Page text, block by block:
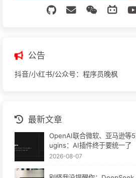
公告
抖音/小红书/公众号：程序员晚枫
最新文章
OpenAI联合微软、亚马逊等
ugins：AI插件终于要统一了
2026-08-07